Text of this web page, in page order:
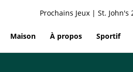
Prochains Jeux | St. John's
Maison À propos Sportif